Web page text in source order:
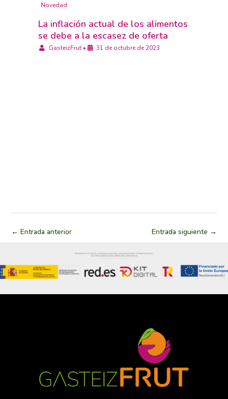
Novedad
La inflación actual de los alimentos
se debe a la escasez de oferta
GasteizFrut • 31 de octubre de 2023
← Entrada anterior Entrada siguiente →